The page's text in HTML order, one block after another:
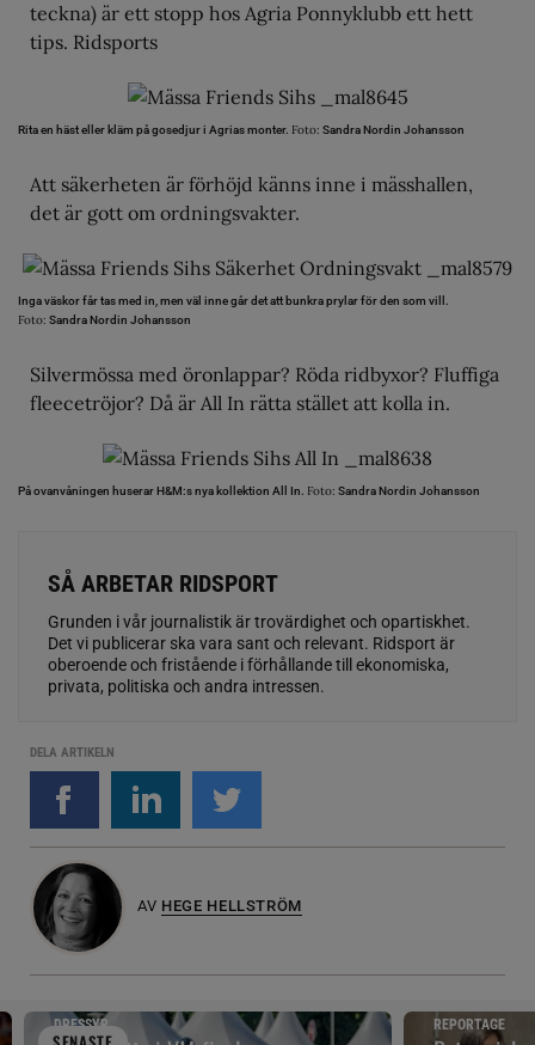
teckna) är ett stopp hos Agria Ponnyklubb ett hett
tips. Ridsports
Rita en häst eller kläm på gosedjur i Agrias monter. Foto: Sandra Nordin Johansson
Att säkerheten är förhöjd känns inne i mässhallen,
det är gott om ordningsvakter.
Inga väskor får tas med in, men väl inne går det att bunkra prylar för den som vill.
Foto: Sandra Nordin Johansson
Silvermössa med öronlappar? Röda ridbyxor? Fluffiga
fleecetröjor? Då är All In rätta stället att kolla in.
På ovanvåningen huserar H&M:s nya kollektion All In. Foto: Sandra Nordin Johansson
SÅ ARBETAR RIDSPORT
Grunden i vår journalistik är trovärdighet och opartiskhet.
Det vi publicerar ska vara sant och relevant. Ridsport är
oberoende och fristående i förhållande till ekonomiska,
privata, politiska och andra intressen.
DELA ARTIKELN
AV HEGE HELLSTRÖM
DRESSYR REPORTAGE